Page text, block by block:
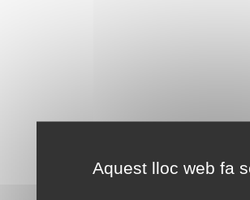
Aquest lloc web fa